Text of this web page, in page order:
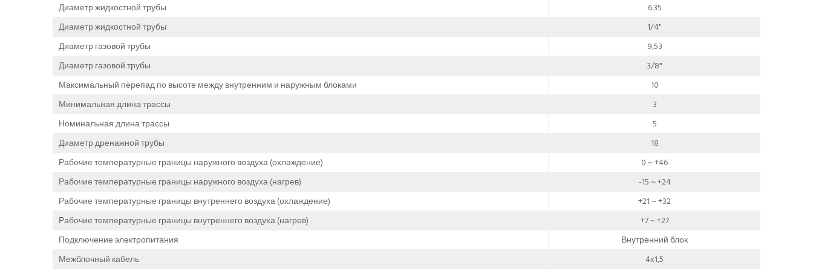
Диаметр жидкостной трубы
6.35
Диаметр жидкостной трубы
1/4"
Диаметр газовой трубы
9,53
Диаметр газовой трубы
3/8"
Максимальный перепад по высоте между внутренним и наружным блоками
10
Минимальная длина трассы
3
Номинальная длина трассы
5
Диаметр дренажной трубы
18
Рабочие температурные границы наружного воздуха (охлаждение)
0 ~ +46
Рабочие температурные границы наружного воздуха (нагрев)
-15 ~ +24
Рабочие температурные границы внутреннего воздуха (охлаждение)
+21 ~ +32
Рабочие температурные границы внутреннего воздуха (нагрев)
+7 ~ +27
Подключение электропитания
Внутренний блок
Межблочный кабель
4x1,5